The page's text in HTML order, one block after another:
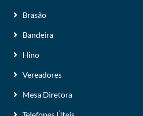
Brasão
Bandeira
Hino
Vereadores
Mesa Diretora